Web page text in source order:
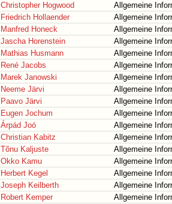
Christopher Hogwood
Allgemeine
Friedrich Hollaender
Allgemeine
Manfred Honeck
Allgemeine
Jascha Horenstein
Allgemeine
Mathias Husmann
Allgemeine
René Jacobs
Allgemeine
Marek Janowski
Allgemeine
Neeme Järvi
Allgemeine
Paavo Järvi
Allgemeine
Eugen Jochum
Allgemeine
Árpád Joó
Allgemeine
Christian Kabitz
Allgemeine
Tõnu Kaljuste
Allgemeine
Okko Kamu
Allgemeine
Herbert Kegel
Allgemeine
Joseph Keilberth
Allgemeine
Robert Kemper
Allgemeine